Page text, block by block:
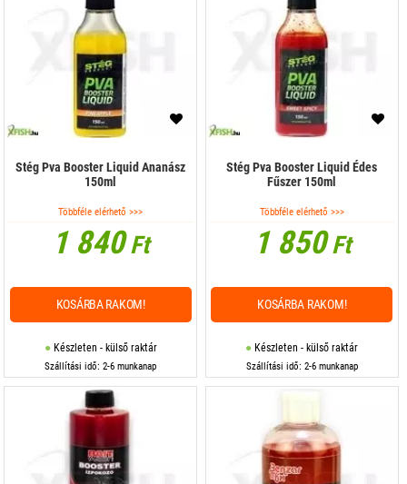
Stég Pva Booster Liquid Ananász
150ml
Többféle elérhető >>>
1 840Ft
Készleten - külső raktár
Szállítási idő: 2-6 munkanap
KOSÁRBA RAKOM!
Stég Pva Booster Liquid Édes
Fűszer 150ml
Többféle elérhető >>>
1 850Ft
Készleten - külső raktár
Szállítási idő: 2-6 munkanap
KOSÁRBA RAKOM!